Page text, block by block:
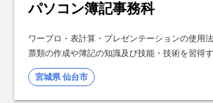
パソコン簿記事務科
ワープロ・表計算・プレゼンテーションの使用
票類の作成や簿記の知識及び技能・技術を習得す
宮城県 仙台市